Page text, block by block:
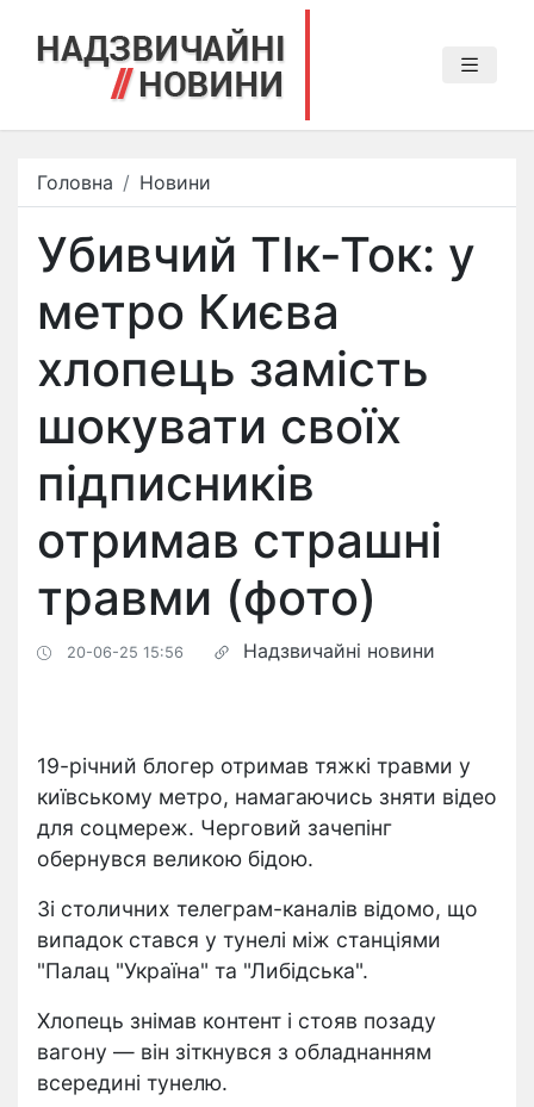
Головна Новини
Убивчий ТІк-Ток: у
метро Києва
хлопець замість
шокувати своїх
підписників
отримав страшні
травми (фото)
20-06-25 15:56 Надзвичайні новини
19-річний блогер отримав тяжкі травми у
київському метро, намагаючись зняти відео
для соцмереж. Черговий зачепінг
обернувся великою бідою.
Зі столичних телеграм-каналів відомо, що
випадок стався у тунелі між станціями
"Палац "Україна" та "Либідська".
Хлопець знімав контент і стояв позаду
вагону — він зіткнувся з обладнанням
всередині тунелю.